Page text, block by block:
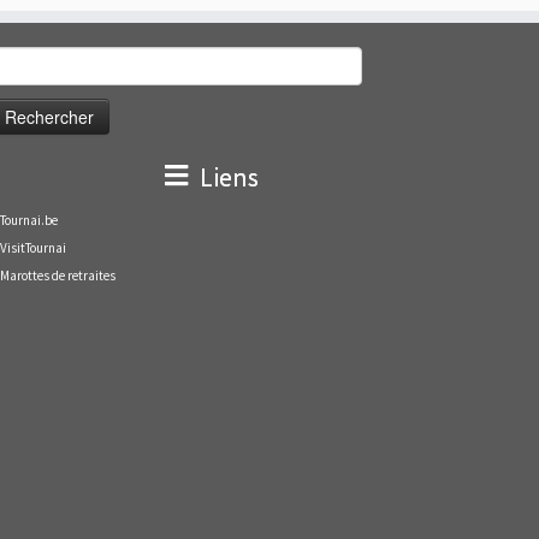
Liens
Tournai.be
VisitTournai
Marottes de retraites